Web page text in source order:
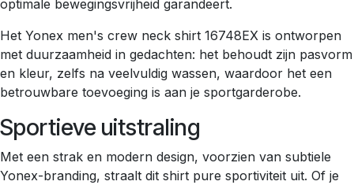
optimale bewegingsvrijheid garandeert.
Het Yonex men's crew neck shirt 16748EX is ontworpen
met duurzaamheid in gedachten: het behoudt zijn pasvorm
en kleur, zelfs na veelvuldig wassen, waardoor het een
betrouwbare toevoeging is aan je sportgarderobe.
Sportieve uitstraling
Met een strak en modern design, voorzien van subtiele
Yonex-branding, straalt dit shirt pure sportiviteit uit. Of je